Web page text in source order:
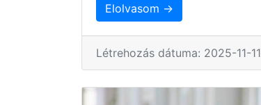
Elolvasom →
Létrehozás dátuma: 2025-11-11